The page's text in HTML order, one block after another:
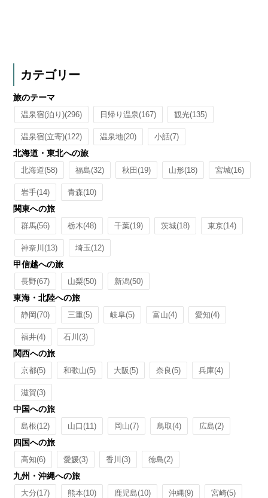
カテゴリー
旅のテーマ
温泉宿(泊り)(296) 日帰り温泉(167) 観光(135)
温泉宿(立寄)(122) 温泉地(20) 小話(7)
北海道・東北への旅
北海道(58) 福島(32) 秋田(19) 山形(18) 宮城(16)
岩手(14) 青森(10)
関東への旅
群馬(56) 栃木(48) 千葉(19) 茨城(18) 東京(14)
神奈川(13) 埼玉(12)
甲信越への旅
長野(67) 山梨(50) 新潟(50)
東海・北陸への旅
静岡(70) 三重(5) 岐阜(5) 富山(4) 愛知(4)
福井(4) 石川(3)
関西への旅
京都(5) 和歌山(5) 大阪(5) 奈良(5) 兵庫(4)
滋賀(3)
中国への旅
島根(12) 山口(11) 岡山(7) 鳥取(4) 広島(2)
四国への旅
高知(6) 愛媛(3) 香川(3) 徳島(2)
九州・沖縄への旅
大分(17) 熊本(10) 鹿児島(10) 沖縄(9) 宮崎(5)